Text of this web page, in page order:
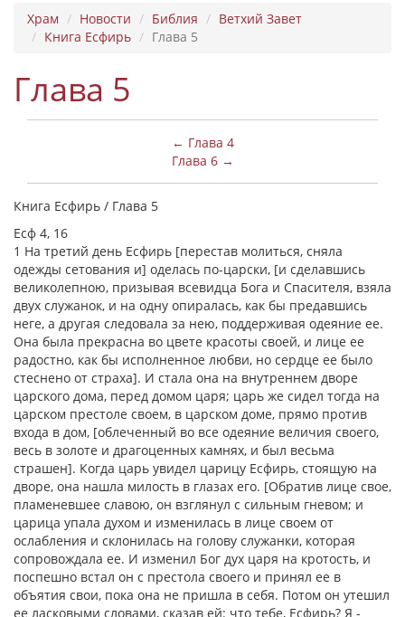
Храм Новости Библия
Ветхий Завет
Книга Есфирь
Глава 5
Глава 5
← Глава 4
Глава 6 →
Книга Есфирь / Глава 5
Есф 4, 16
1 На третий день Есфирь [перестав молиться, сняла
одежды сетования и] оделась по-царски, [и сделавшись
великолепною, призывая всевидца Бога и Спасителя, взяла
двух служанок, и на одну опиралась, как бы предавшись
неге, а другая следовала за нею, поддерживая одеяние ее.
Она была прекрасна во цвете красоты своей, и лице ее
радостно, как бы исполненное любви, но сердце ее было
стеснено от страха]. И стала она на внутреннем дворе
царского дома, перед домом царя; царь же сидел тогда на
царском престоле своем, в царском доме, прямо против
входа в дом, [облеченный во все одеяние величия своего,
весь в золоте и драгоценных камнях, и был весьма
страшен]. Когда царь увидел царицу Есфирь, стоящую на
дворе, она нашла милость в глазах его. [Обратив лице свое,
пламеневшее славою, он взглянул с сильным гневом; и
царица упала духом и изменилась в лице своем от
ослабления и склонилась на голову служанки, которая
сопровождала ее. И изменил Бог дух царя на кротость, и
поспешно встал он с престола своего и принял ее в
объятия свои, пока она не пришла в себя. Потом он утешил
ее ласковыми словами, сказав ей: что тебе, Есфирь? Я -